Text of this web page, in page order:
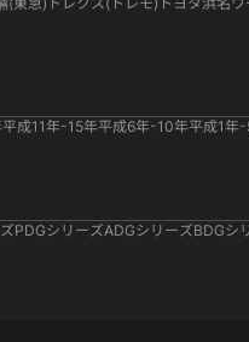
平成11年-15年平成6年-10年平成1年
PDGシリーズADGシリーズBDGシ